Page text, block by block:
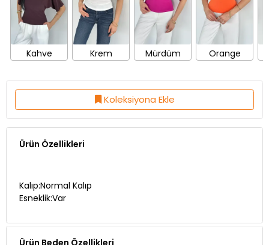
Kahve Krem Mürdüm Orange
Koleksiyona Ekle
Ürün Özellikleri
Esneklik:Var
Ürün Beden Özellikleri